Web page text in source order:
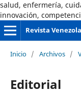
salud, enfermería,
innovación,
Revista
Inicio / Archivos /
Editorial